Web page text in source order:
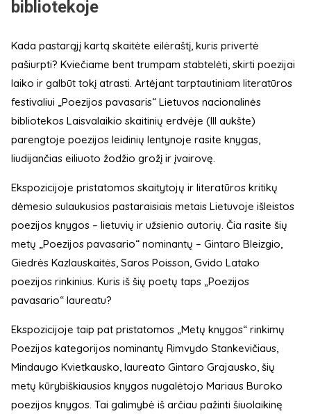
bibliotekoje
Kada pastarąjį kartą skaitėte eilėraštį, kuris privertė
pašiurpti? Kviečiame bent trumpam stabtelėti, skirti poezijai
laiko ir galbūt tokį atrasti. Artėjant tarptautiniam literatūros
festivaliui „Poezijos pavasaris“ Lietuvos nacionalinės
bibliotekos Laisvalaikio skaitinių erdvėje (III aukšte)
parengtoje poezijos leidinių lentynoje rasite knygas,
liudijančias eiliuoto žodžio grožį ir įvairovę.
Ekspozicijoje pristatomos skaitytojų ir literatūros kritikų
dėmesio sulaukusios pastaraisiais metais Lietuvoje išleistos
poezijos knygos – lietuvių ir užsienio autorių. Čia rasite šių
metų „Poezijos pavasario“ nominantų – Gintaro Bleizgio,
Giedrės Kazlauskaitės, Saros Poisson, Gvido Latako
poezijos rinkinius. Kuris iš šių poetų taps „Poezijos
pavasario“ laureatu?
Ekspozicijoje taip pat pristatomos „Metų knygos“ rinkimų
Poezijos kategorijos nominantų Rimvydo Stankevičiaus,
Mindaugo Kvietkausko, laureato Gintaro Grajausko, šių
metų kūrybiškiausios knygos nugalėtojo Mariaus Buroko
poezijos knygos. Tai galimybė iš arčiau pažinti šiuolaikinę